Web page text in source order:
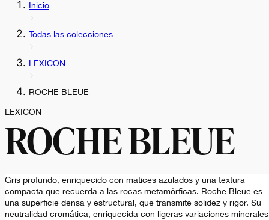
Inicio
Todas las colecciones
LEXICON
ROCHE BLEUE
LEXICON
ROCHE BLEUE
Gris profundo, enriquecido con matices azulados y una textura
compacta que recuerda a las rocas metamórficas. Roche Bleue es
una superficie densa y estructural, que transmite solidez y rigor. Su
neutralidad cromática, enriquecida con ligeras variaciones